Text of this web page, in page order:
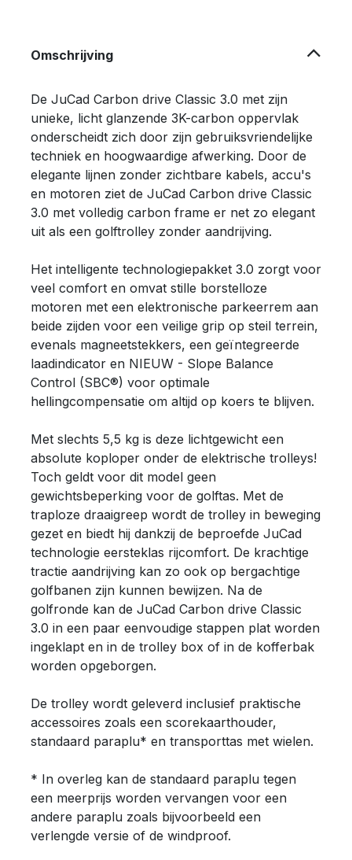
Omschrijving
De JuCad Carbon drive Classic 3.0 met zijn
unieke, licht glanzende 3K-carbon oppervlak
onderscheidt zich door zijn gebruiksvriendelijke
techniek en hoogwaardige afwerking. Door de
elegante lijnen zonder zichtbare kabels, accu's
en motoren ziet de JuCad Carbon drive Classic
3.0 met volledig carbon frame er net zo elegant
uit als een golftrolley zonder aandrijving.
Het intelligente technologiepakket 3.0 zorgt voor
veel comfort en omvat stille borstelloze
motoren met een elektronische parkeerrem aan
beide zijden voor een veilige grip op steil terrein,
evenals magneetstekkers, een geïntegreerde
laadindicator en NIEUW - Slope Balance
Control (SBC®) voor optimale
hellingcompensatie om altijd op koers te blijven.
Met slechts 5,5 kg is deze lichtgewicht een
absolute koploper onder de elektrische trolleys!
Toch geldt voor dit model geen
gewichtsbeperking voor de golftas. Met de
traploze draaigreep wordt de trolley in beweging
gezet en biedt hij dankzij de beproefde JuCad
technologie eersteklas rijcomfort. De krachtige
tractie aandrijving kan zo ook op bergachtige
golfbanen zijn kunnen bewijzen. Na de
golfronde kan de JuCad Carbon drive Classic
3.0 in een paar eenvoudige stappen plat worden
ingeklapt en in de trolley box of in de kofferbak
worden opgeborgen.
De trolley wordt geleverd inclusief praktische
accessoires zoals een scorekaarthouder,
standaard paraplu* en transporttas met wielen.
* In overleg kan de standaard paraplu tegen
een meerprijs worden vervangen voor een
andere paraplu zoals bijvoorbeeld een
verlengde versie of de windproof.